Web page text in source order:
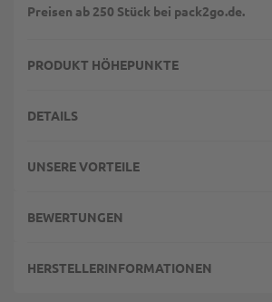
Preisen ab 250 Stück bei pack2go.de.
PRODUKT HÖHEPUNKTE
DETAILS
UNSERE VORTEILE
BEWERTUNGEN
HERSTELLERINFORMATIONEN